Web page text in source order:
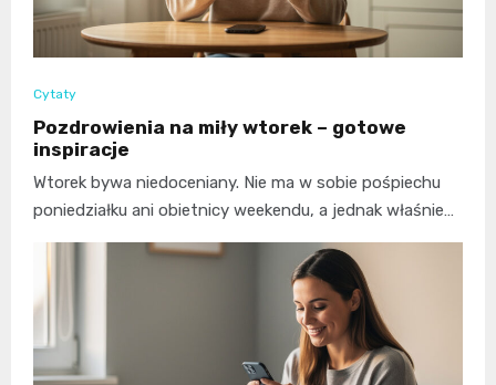
Cytaty
Pozdrowienia na miły wtorek – gotowe
inspiracje
Wtorek bywa niedoceniany. Nie ma w sobie pośpiechu
poniedziałku ani obietnicy weekendu, a jednak właśnie…